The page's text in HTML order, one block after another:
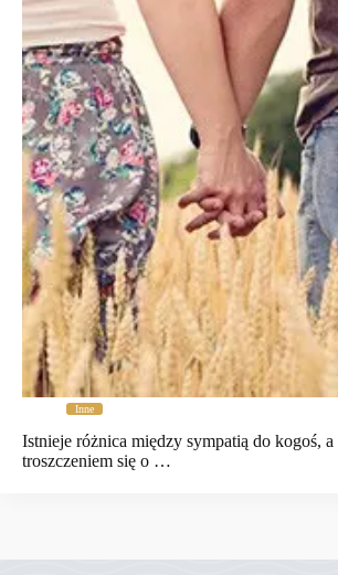
Inne
Istnieje różnica między sympatią do kogoś, a
troszczeniem się o …